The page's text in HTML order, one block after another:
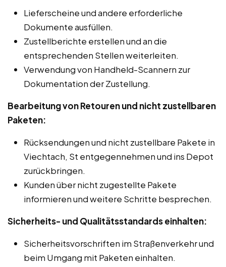
Lieferscheine und andere erforderliche
Dokumente ausfüllen.
Zustellberichte erstellen und an die
entsprechenden Stellen weiterleiten.
Verwendung von Handheld-Scannern zur
Dokumentation der Zustellung.
Bearbeitung von Retouren und nicht zustellbaren
Paketen:
Rücksendungen und nicht zustellbare Pakete in
Viechtach, St entgegennehmen und ins Depot
zurückbringen.
Kunden über nicht zugestellte Pakete
informieren und weitere Schritte besprechen.
Sicherheits- und Qualitätsstandards einhalten:
Sicherheitsvorschriften im Straßenverkehr und
beim Umgang mit Paketen einhalten.